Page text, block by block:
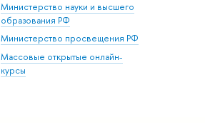
Министерство науки и высшего
образования РФ
Министерство просвещения РФ
Массовые открытые онлайн-
курсы